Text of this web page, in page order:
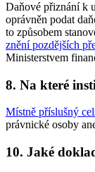
Daňové přiznání k
oprávněn podat
to způsobem
znění pozdějších
Ministerstvem
8. Na které
Místně příslušný
právnické osoby
10. Jaké